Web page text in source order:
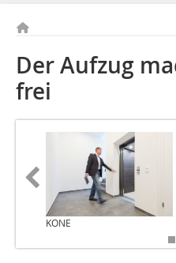
Der Aufzug
frei
KONE